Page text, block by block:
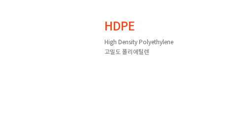
HDPE
High Density Polyethylene
고밀도 폴리에틸렌